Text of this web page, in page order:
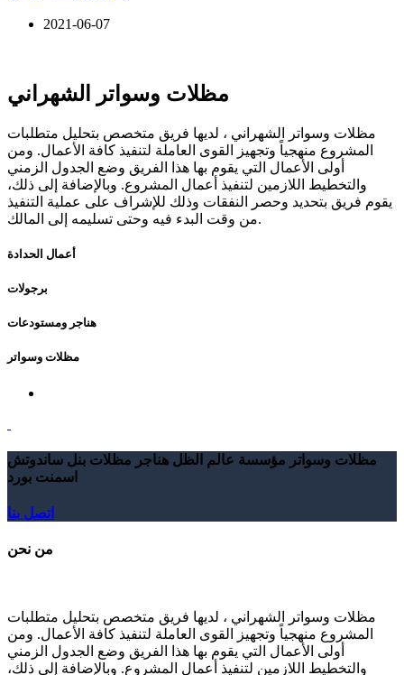
2021-06-07
مظلات وسواتر الشهراني
مظلات وسواتر الشهراني ، لديها فريق متخصص بتحليل متطلبات
المشروع منهجياً وتجهيز القوى العاملة لتنفيذ كافة الأعمال. ومن
أولى الأعمال التي يقوم بها هذا الفريق وضع الجدول الزمني
والتخطيط اللازمين لتنفيذ أعمال المشروع. وبالإضافة إلى ذلك،
يقوم فريق بتحديد وحصر النفقات وذلك للإشراف على عملية التنفيذ
من وقت البدء فيه وحتى تسليمه إلى المالك.
أعمال الحدادة
برجولات
هناجر ومستودعات
مظلات وسواتر
مظلات وسواتر مؤسسة عالم الظل هناجر مظلات بنل ساندوتش
اسمنت بورد
اتصل بنا
من نحن
مظلات وسواتر الشهراني ، لديها فريق متخصص بتحليل متطلبات
المشروع منهجياً وتجهيز القوى العاملة لتنفيذ كافة الأعمال. ومن
أولى الأعمال التي يقوم بها هذا الفريق وضع الجدول الزمني
والتخطيط اللازمين لتنفيذ أعمال المشروع. وبالإضافة إلى ذلك،